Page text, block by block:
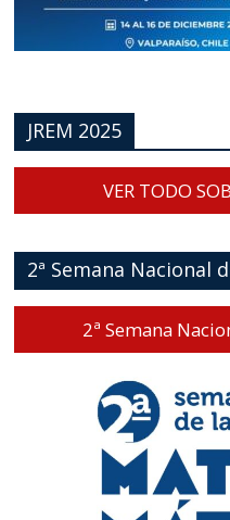
JREM 2025
VER TODO
2ª Semana Nacional
2ª Semana